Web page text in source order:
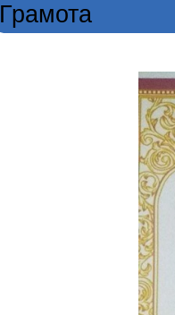
Грамота